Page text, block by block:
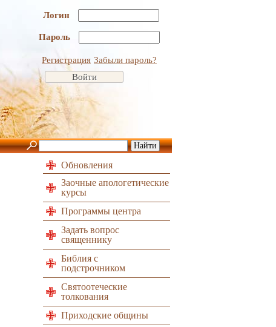
Логин
Пароль
Регистрация Забыли пароль?
Обновления
Заочные апологетические
курсы
Программы центра
Задать вопрос
священнику
Библия с
подстрочником
Святоотеческие
толкования
Приходские общины